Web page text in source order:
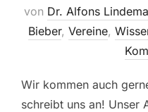
von Dr. Alfons
Bieber, Vereine,
Wir kommen auch
schreibt uns an! Unser